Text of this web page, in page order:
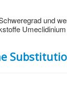
und